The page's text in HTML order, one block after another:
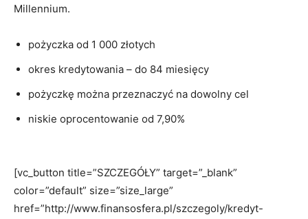
Millennium.
pożyczka od 1 000 złotych
okres kredytowania – do 84 miesięcy
pożyczkę można przeznaczyć na dowolny cel
niskie oprocentowanie od 7,90%
[vc_button title=”SZCZEGÓŁY” target=”_blank”
color=”default” size=”size_large”
href=”http://www.finansosfera.pl/szczegoly/kredyt-